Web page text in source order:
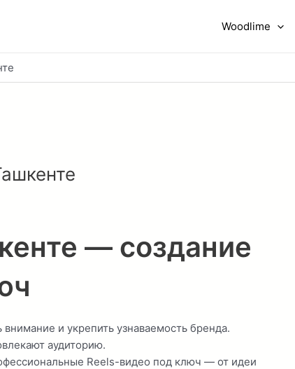
Woodlime
— создание
и укрепить узнаваемость бренда.
аудиторию.
Reels-видео под ключ — от идеи